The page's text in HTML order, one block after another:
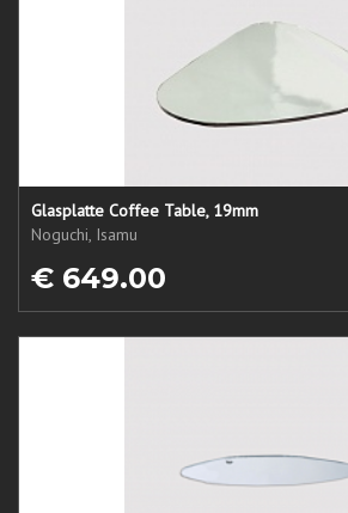
Glasplatte Coffee Table, 19mm
Noguchi, Isamu
€ 649.00